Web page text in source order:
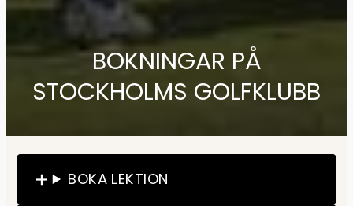
BOKNINGAR PÅ
STOCKHOLMS GOLFKLUBB
BOKA LEKTION